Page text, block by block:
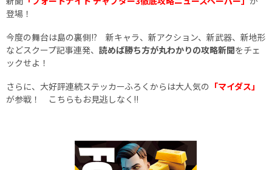
登場！
今度の舞台は島の裏側!? 新キャラ、新アクション、新武器、新地形
などスクープ記事連発、 読めば勝ち方が丸わかりの攻略新聞をチェ
ックせよ！
さらに、大好評連続ステッカーふろくからは大人気の 「マイダス」
が参戦！ こちらもお見逃しなく!!